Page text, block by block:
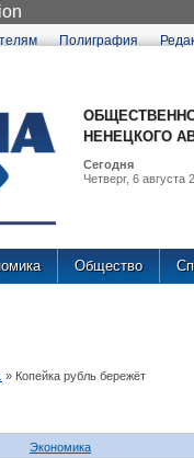
Полиграфия
НЕНЕЦКОГО
Сегодня
Четверг, 6 августа
Общество
» Копейка рубль бережёт
Экономика